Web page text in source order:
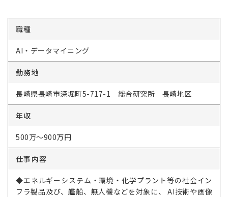
職種
AI・データマイニング
勤務地
長崎県長崎市深堀町5-717-1 総合研究所 長崎地区
年収
500万～900万円
仕事内容
◆エネルギーシステム・環境・化学プラント等の社会イン
フラ製品及び、艦船、無人機などを対象に、 AI技術や画像